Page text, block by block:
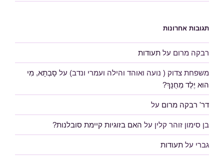
תגובות אחרונות
רבקה מרום על תעודות
משפחת צדוק ( נועה ואוהד והילה ועמרי ונדב) על סָבְתָא, מִי
הוּא יֶלֶד מְחֻנָּךְ?
דר' רבקה מרום על
בן סימון זוהר קלין על האם בזוגיות קיימת סובלנות?
גברי על תעודות